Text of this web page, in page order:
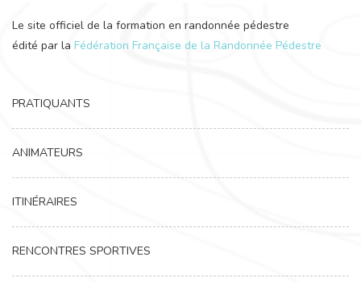
Le site officiel de la formation en randonnée pédestre
édité par la Fédération Française de la Randonnée Pédestre
PRATIQUANTS
ANIMATEURS
ITINÉRAIRES
RENCONTRES SPORTIVES